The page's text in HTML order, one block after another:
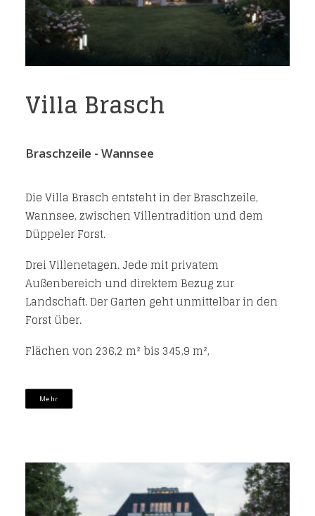
Villa Brasch
Braschzeile - Wannsee
Die Villa Brasch entsteht in der Braschzeile,
Wannsee, zwischen Villentradition und dem
Düppeler Forst.
Drei Villenetagen. Jede mit privatem
Außenbereich und direktem Bezug zur
Landschaft. Der Garten geht unmittelbar in den
Forst über.
Flächen von 236,2 m² bis 345,9 m²,
Mehr